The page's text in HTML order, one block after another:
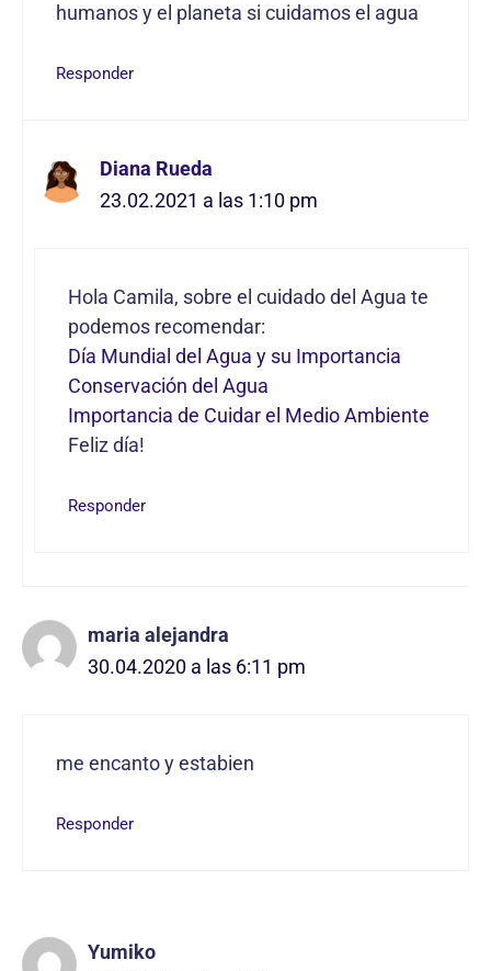
humanos y el planeta si cuidamos el agua
Responder
Diana Rueda
23.02.2021 a las 1:10 pm
Hola Camila, sobre el cuidado del Agua te
podemos recomendar:
Día Mundial del Agua y su Importancia
Conservación del Agua
Importancia de Cuidar el Medio Ambiente
Feliz día!
Responder
maria alejandra
30.04.2020 a las 6:11 pm
me encanto y estabien
Responder
Yumiko